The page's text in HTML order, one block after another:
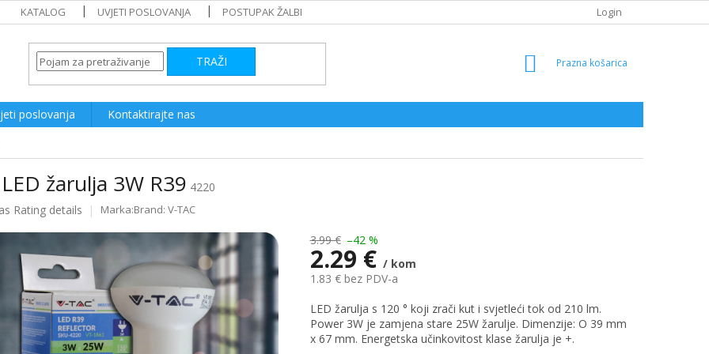
KATALOG UVJETI POSLOVANJA POSTUPAK ŽALBI Login
TRAŽI
SHOPPING
poslovanja
Kontaktirajte nas
žarulja 3W R39 4220
Rating details Brand: V-TAC
3.99 € –42 %
2.29 € / kom
1.83 € bez PDV-a
Measure
price:
LED žarulja s 120 ° koji zrači kut i svjetleći tok od 210 lm.
Power 3W je zamjena stare 25W žarulje. Dimenzije: O 39 mm
x 67 mm. Energetska učinkovitost klase žarulja je +.